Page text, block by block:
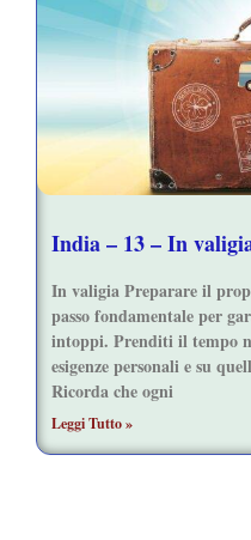
India – 13 – In
In valigia Preparare il
passo fondamentale per
intoppi. Prenditi il tempo
esigenze personali e su
Ricorda che ogni
Leggi Tutto »